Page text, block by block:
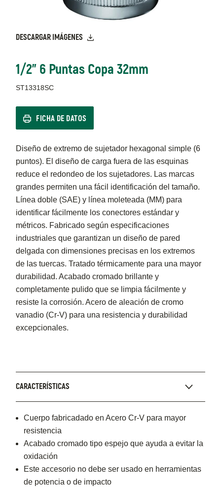
DESCARGAR IMÁGENES
1/2" 6 Puntas Copa 32mm
ST13318SC
FICHA DE DATOS
Diseño de extremo de sujetador hexagonal simple (6
puntos). El diseño de carga fuera de las esquinas
reduce el redondeo de los sujetadores. Las marcas
grandes permiten una fácil identificación del tamaño.
Línea doble (SAE) y línea moleteada (MM) para
identificar fácilmente los conectores estándar y
métricos. Fabricado según especificaciones
industriales que garantizan un diseño de pared
delgada con dimensiones precisas en los extremos
de las tuercas. Tratado térmicamente para una mayor
durabilidad. Acabado cromado brillante y
completamente pulido que se limpia fácilmente y
resiste la corrosión. Acero de aleación de cromo
vanadio (Cr-V) para una resistencia y durabilidad
excepcionales.
CARACTERÍSTICAS
Cuerpo fabricadado en Acero Cr-V para mayor
resistencia
Acabado cromado tipo espejo que ayuda a evitar la
oxidación
Este accesorio no debe ser usado en herramientas
de potencia o de impacto